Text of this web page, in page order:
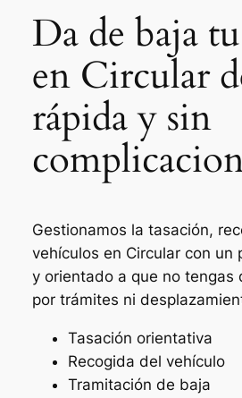
Da de baja
en Circular
rápida y sin
Gestionamos la tasación,
vehículos en Circular con un
y orientado a que no tengas
por trámites ni
Tasación orientativa
Recogida del vehículo
Tramitación de baja